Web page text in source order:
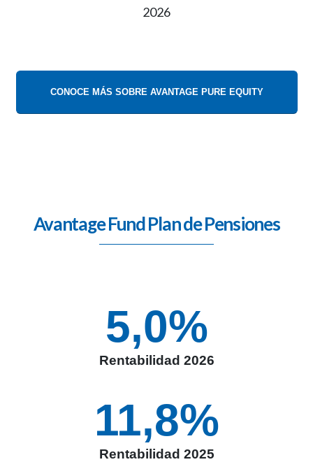
2026
CONOCE MÁS SOBRE AVANTAGE PURE EQUITY
Avantage Fund Plan de Pensiones
5,0%
Rentabilidad 2026
11,8%
Rentabilidad 2025